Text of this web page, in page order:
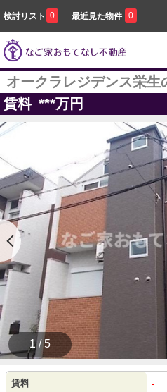
検討リスト 0 最近見た物件 0
オークラレジデンス栄生
賃料 ***万円
1 / 5
賃料 -